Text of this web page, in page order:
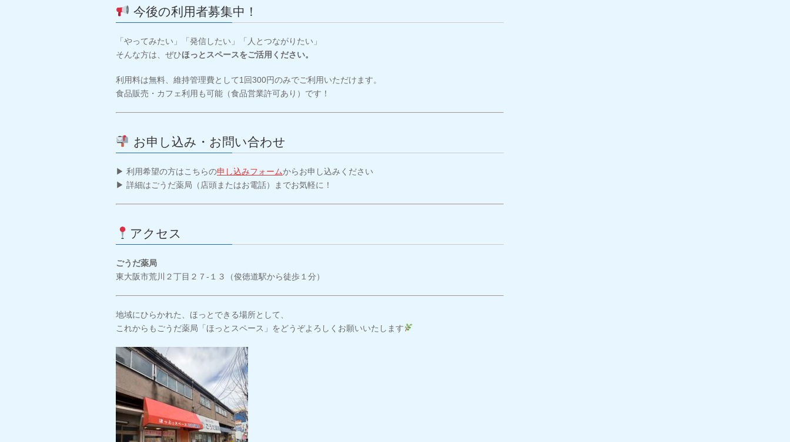
今後の利用者募集中！
「やってみたい」「発信したい」「人とつながりたい」
そんな方は、ぜひほっとスペースをご活用ください。
利用料は無料、維持管理費として1回300円のみでご利用いただけます。
食品販売・カフェ利用も可能（食品営業許可あり）です！
お申し込み・お問い合わせ
▶ 利用希望の方はこちらの申し込みフォームからお申し込みください
▶ 詳細はごうだ薬局（店頭またはお電話）までお気軽に！
アクセス
ごうだ薬局
東大阪市荒川２丁目２７-１３（俊徳道駅から徒歩１分）
地域にひらかれた、ほっとできる場所として、
これからもごうだ薬局「ほっとスペース」をどうぞよろしくお願いいたします